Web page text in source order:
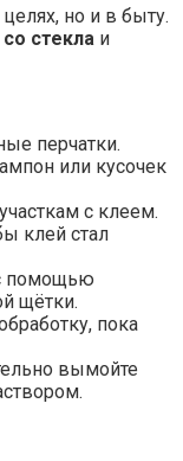
но и в быту.
стекла и
перчатки.
или кусочек
с клеем.
клей стал
помощью
щётки.
пока
вымойте